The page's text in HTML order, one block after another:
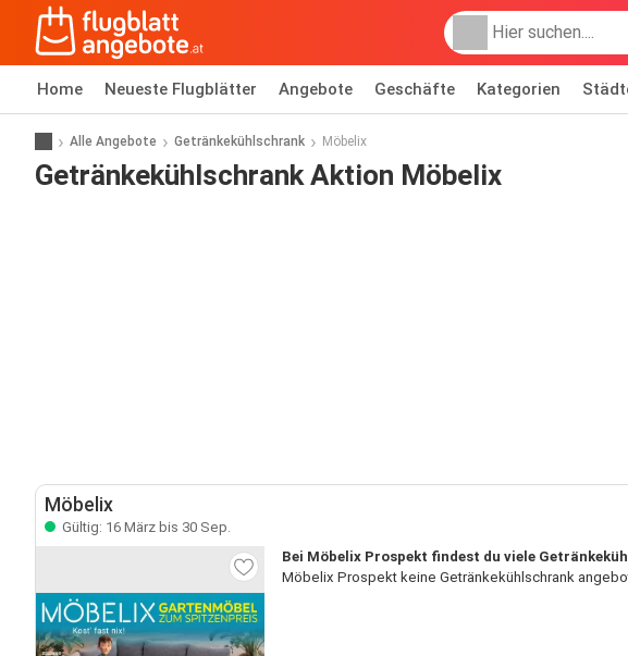
Home Neueste Flugblätter Angebote Geschäfte Kategorien
Alle Angebote Getränkekühlschrank Möbelix
Getränkekühlschrank Aktion Möbelix
Möbelix
Gültig: 16 März bis 30 Sep.
Bei Möbelix Prospekt findest du viele
Möbelix Prospekt keine Getränkekühlschrank